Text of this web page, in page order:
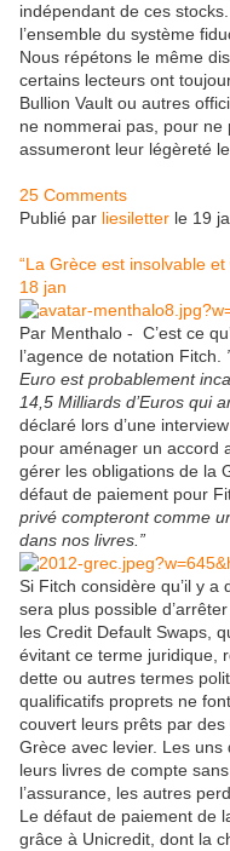
indépendant de ces
l’ensemble du système
Nous répétons le même
certains lecteurs ont
Bullion Vault ou autres
ne nommerai pas, pour
assumeront leur légèreté
25 Comments
Publié par liesiletter le 19
“La Grèce est insolvable
18 jan
Par Menthalo - C’est ce
l’agence de notation Fitch.
Euro est probablement
14,5 Milliards d’Euros qui
déclaré lors d’une
pour aménager un accord
gérer les obligations de la
défaut de paiement pour
privé compteront comme
dans nos livres.”
Si Fitch considère qu’il y
sera plus possible
les Credit Default Swaps,
évitant ce terme juridique,
dette ou autres termes
qualificatifs proprets ne
couvert leurs prêts par des
Grèce avec levier. Les
leurs livres de compte
l’assurance, les autres
Le défaut de paiement de
grâce à Unicredit, dont la